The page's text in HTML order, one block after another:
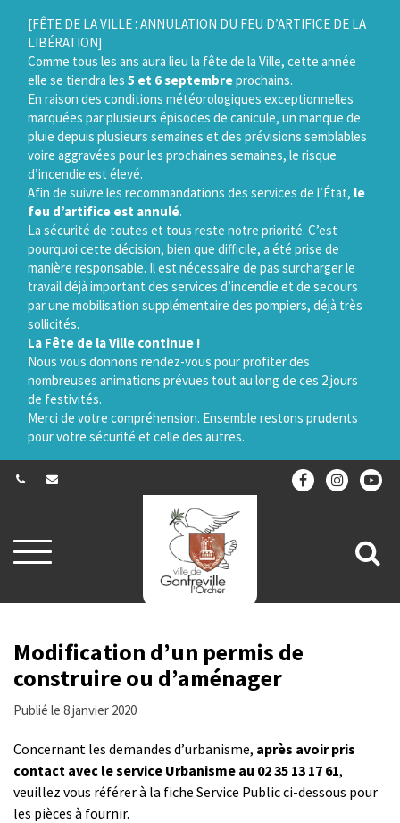
[FÊTE DE LA VILLE : ANNULATION DU FEU D’ARTIFICE DE LA
LIBÉRATION]
Comme tous les ans aura lieu la fête de la Ville, cette année
elle se tiendra les 5 et 6 septembreprochains.
En raison des conditions météorologiques exceptionnelles
marquées par plusieurs épisodes de canicule, un manque de
pluie depuis plusieurs semaines et des prévisions semblables
voire aggravées pour les prochaines semaines, le risque
d’incendie est élevé.
Afin de suivre les recommandations des services de l’État, le
feu d’artifice est annulé.
La sécurité de toutes et tous reste notre priorité. C’est
pourquoi cette décision, bien que difficile, a été prise de
manière responsable. Il est nécessaire de pas surcharger le
travail déjà important des services d’incendie et de secours
par une mobilisation supplémentaire des pompiers, déjà très
sollicités.
La Fête de la Ville continue !
Nous vous donnons rendez-vous pour profiter des
nombreuses animations prévues tout au long de ces 2 jours
de festivités.
Merci de votre compréhension. Ensemble restons prudents
pour votre sécurité et celle des autres.
Aller
à
navigation
à
Modification d’un permis de
construire ou d’aménager
Publié le 8 janvier 2020
Concernant les demandes d’urbanisme, après avoir pris
contact avec le service Urbanisme au 02 35 13 17 61,
veuillez vous référer à la fiche Service Public ci-dessous pour
les pièces à fournir.